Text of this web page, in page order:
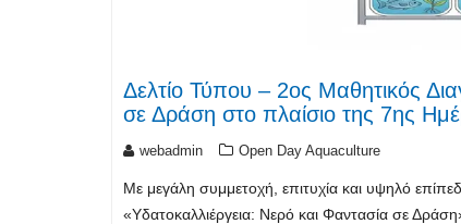
Δελτίο Τύπου – 2ος Μαθητικός
σε Δράση στο πλαίσιο της 7ης
webadmin Open Day Aquaculture
Με μεγάλη συμμετοχή, επιτυχία και υψηλό
«Υδατοκαλλιέργεια: Νερό και Φαντασία σε